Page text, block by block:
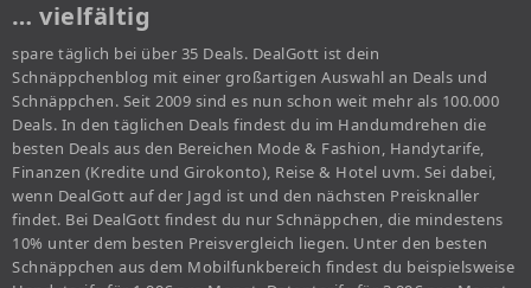
… vielfältig
spare täglich bei über 35 Deals. DealGott ist dein
Schnäppchenblog mit einer großartigen Auswahl an Deals und
Schnäppchen. Seit 2009 sind es nun schon weit mehr als 100.000
Deals. In den täglichen Deals findest du im Handumdrehen die
besten Deals aus den Bereichen Mode & Fashion, Handytarife,
Finanzen (Kredite und Girokonto), Reise & Hotel uvm. Sei dabei,
wenn DealGott auf der Jagd ist und den nächsten Preisknaller
findet. Bei DealGott findest du nur Schnäppchen, die mindestens
10% unter dem besten Preisvergleich liegen. Unter den besten
Schnäppchen aus dem Mobilfunkbereich findest du beispielsweise